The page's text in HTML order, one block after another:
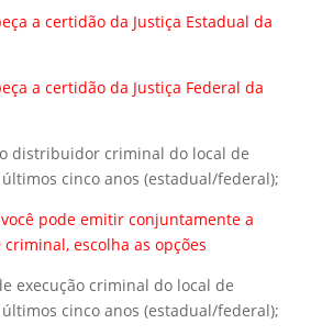
a certidão da Justiça Estadual da
a certidão da Justiça Federal da
distribuidor criminal do local de
cinco anos (estadual/federal);
pode emitir conjuntamente a
escolha as opções
execução criminal do local de
cinco anos (estadual/federal);